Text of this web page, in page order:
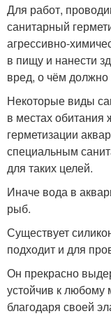
Для работ,
санитарный
агрессивно-
в пищу и нанести
вред, о чём должно
Некоторые виды
в местах
герметизации
специальным
для таких целей.
Иначе вода в
рыб.
Существует
подходит и для
Он прекрасно
устойчив к любому
благодаря своей